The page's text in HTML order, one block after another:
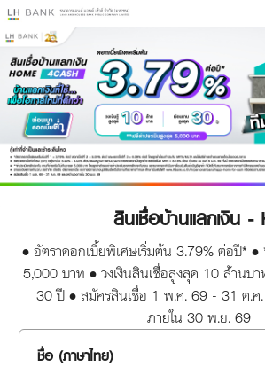
สินเชื่อบ้านแลกเงิน -
• อัตราดอกเบี้ยพิเศษเริ่มต้น 3.79% ต่อปี* •
5,000 บาท • วงเงินสินเชื่อสูงสุด 10 ล้านบา
30 ปี • สมัครสินเชื่อ 1 พ.ค. 69 - 31 ต.ค
ภายใน 30 พ.ย. 69
ชื่อ (ภาษาไทย)